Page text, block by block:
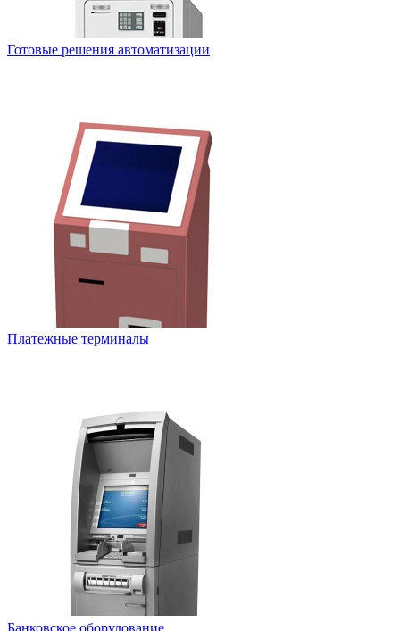
Готовые решения автоматизации
Платежные терминалы
Банковское оборудование